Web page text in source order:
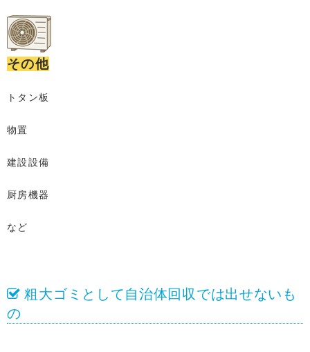
その他
トタン板
物置
建設設備
厨房機器
など
粗大ゴミとして自治体回収では出せないも
の